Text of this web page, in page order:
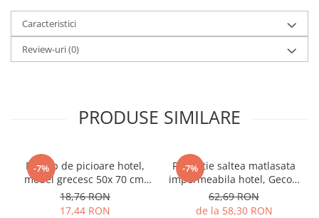
Caracteristici
Review-uri(0)
PRODUSE SIMILARE
-7%
Prosop de picioare hotel,
model grecesc 50x 70 cm,
Gecor, Alb 650 gr/mp
18,76 RON
17,44 RON
-7%
Protectie saltea matlasata
impermeabila hotel, Gecor,
Alba
62,69 RON
de la 58,30 RON